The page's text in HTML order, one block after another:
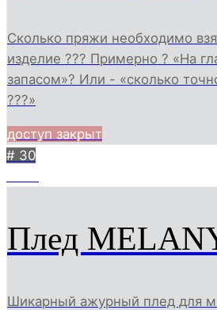
Сколько пряжи необходимо
изделие ??? Примерно ? «На
запасом»? Или - «сколько
???»
доступ закрыт
# 30
Плед
Шикарный ажурный плед для